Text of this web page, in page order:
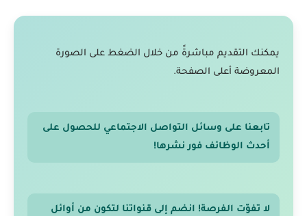
يمكنك التقديم مباشرةً من خلال الضغط على الصورة
المعروضة أعلى الصفحة.
تابعنا على وسائل التواصل الاجتماعي للحصول على
أحدث الوظائف فور نشرها!
لا تفوّت الفرصة! انضم إلى قنواتنا لتكون من أوائل